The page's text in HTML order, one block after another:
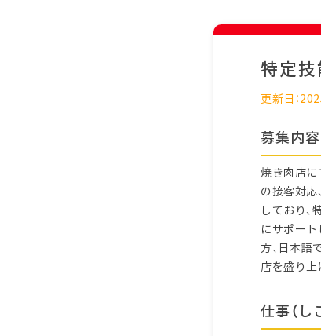
特定
更新日：
募集内容
焼き肉店に
の接客対応
しており
にサポー
方、日本語
店を盛り上
仕事（し